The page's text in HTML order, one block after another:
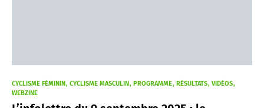
CYCLISME FÉMININ CYCLISME MASCULIN PROGRAMME RÉSULTATS VIDÉOS
WEBZINE